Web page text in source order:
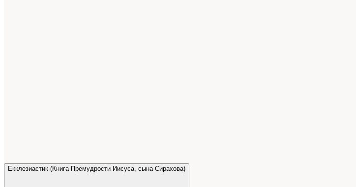
Екклезиастик (Книга Премудрости Иисуса, сына Сирахова)